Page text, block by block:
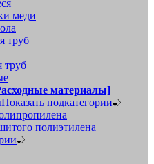
меди
труб
труб
материалы]
Показать подкатегории
полиэтилена